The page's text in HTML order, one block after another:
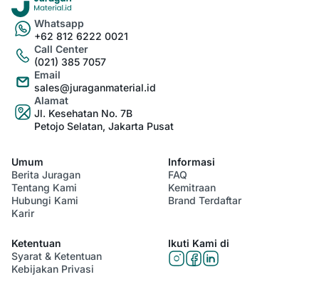
Whatsapp
+62 812 6222 0021
Call Center
(021) 385 7057
Email
sales@juraganmaterial.id
Alamat
Jl. Kesehatan No. 7B
Petojo Selatan, Jakarta Pusat
Umum
Berita Juragan
Tentang Kami
Hubungi Kami
Karir
Informasi
FAQ
Kemitraan
Brand Terdaftar
Ketentuan
Syarat & Ketentuan
Kebijakan Privasi
Ikuti Kami di